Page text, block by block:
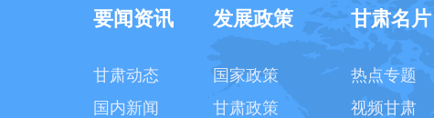
要闻资讯
甘肃动态
国内新闻
发展政策
国家政策
甘肃政策
甘肃名片
热点专题
视频甘肃